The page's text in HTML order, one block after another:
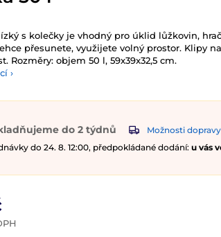
s kolečky je vhodný pro úklid lůžkovin,
přesunete, využijete volný prostor. Klipy
Rozměry: objem 50 l, 59x39x32,5 cm.
›
do 2 týdnů
Možnosti dopravy
do 24. 8. 12:00, předpokládané dodání: u vás